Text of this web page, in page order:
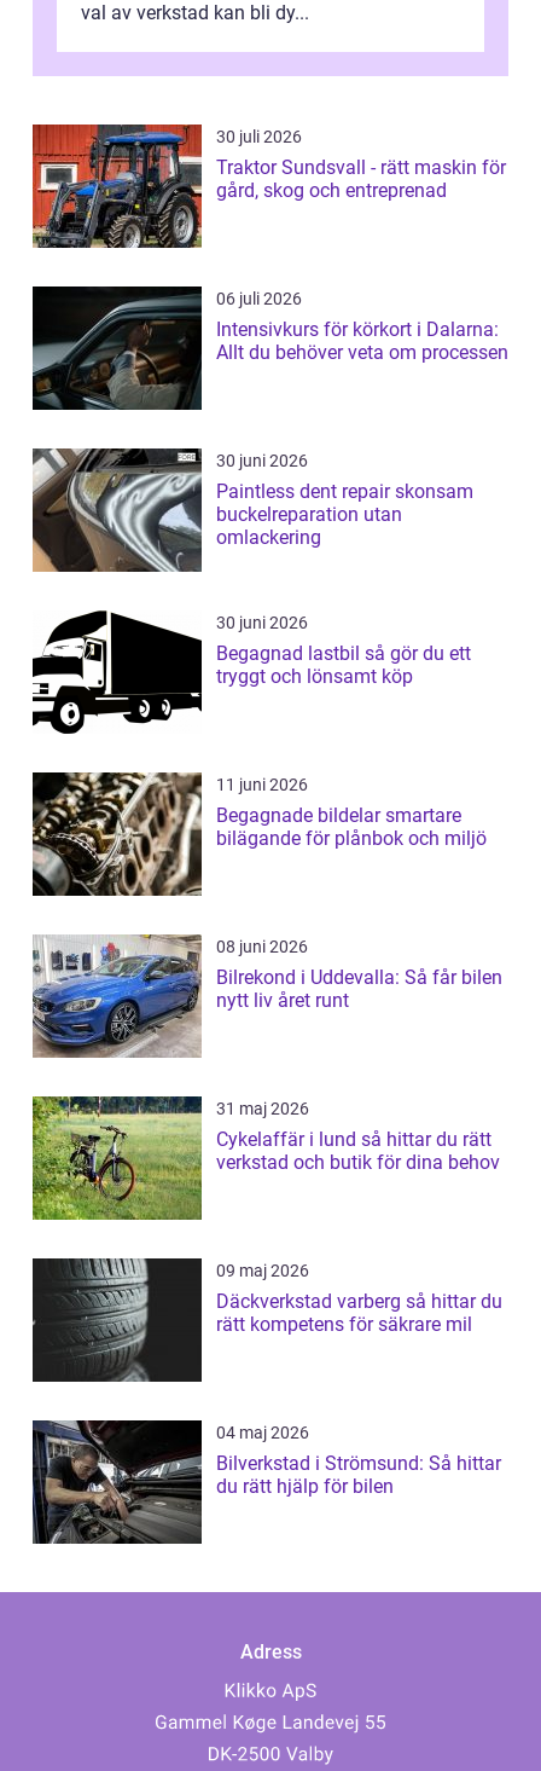
val av verkstad kan bli dy...
30 juli 2026
Traktor Sundsvall - rätt maskin för
gård, skog och entreprenad
06 juli 2026
Intensivkurs för körkort i Dalarna:
Allt du behöver veta om processen
30 juni 2026
Paintless dent repair skonsam
buckelreparation utan
omlackering
30 juni 2026
Begagnad lastbil så gör du ett
tryggt och lönsamt köp
11 juni 2026
Begagnade bildelar smartare
bilägande för plånbok och miljö
08 juni 2026
Bilrekond i Uddevalla: Så får bilen
nytt liv året runt
31 maj 2026
Cykelaffär i lund så hittar du rätt
verkstad och butik för dina behov
09 maj 2026
Däckverkstad varberg så hittar du
rätt kompetens för säkrare mil
04 maj 2026
Bilverkstad i Strömsund: Så hittar
du rätt hjälp för bilen
Adress